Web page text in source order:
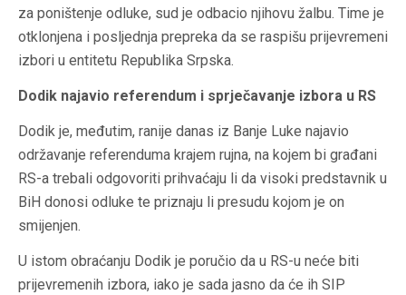
za poništenje odluke, sud je odbacio njihovu žalbu. Time je
otklonjena i posljednja prepreka da se raspišu prijevremeni
izbori u entitetu Republika Srpska.
Dodik najavio referendum i sprječavanje izbora u RS
Dodik je, međutim, ranije danas iz Banje Luke najavio
održavanje referenduma krajem rujna, na kojem bi građani
RS-a trebali odgovoriti prihvaćaju li da visoki predstavnik u
BiH donosi odluke te priznaju li presudu kojom je on
smijenjen.
U istom obraćanju Dodik je poručio da u RS-u neće biti
prijevremenih izbora, iako je sada jasno da će ih SIP